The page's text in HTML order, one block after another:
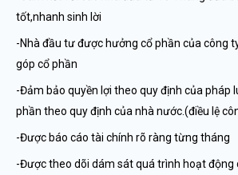
tốt,nhanh sinh lời
-Nhà đầu tư được hưởng cổ phần của công
góp cổ phần
-Đảm bảo quyền lợi theo quy định của pháp
phần theo quy định của nhà nước.(điều lệ
-Được báo cáo tài chính rõ ràng từng tháng
-Được theo dõi dám sát quá trình hoạt động